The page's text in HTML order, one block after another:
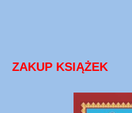
ZAKUP KSIĄŻEK